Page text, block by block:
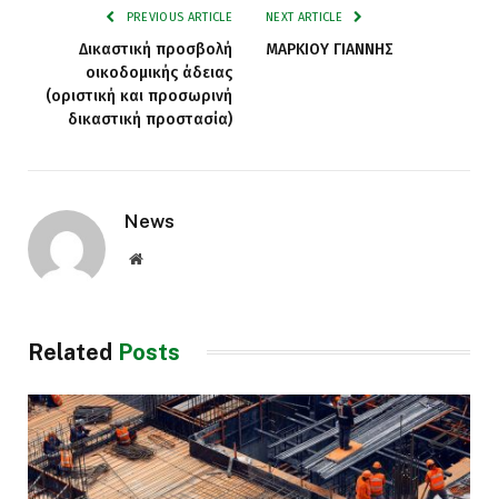
PREVIOUS ARTICLE
Δικαστική προσβολή
οικοδομικής άδειας
(οριστική και προσωρινή
δικαστική προστασία)
NEXT ARTICLE
ΜΑΡΚΙΟΥ ΓΙΑΝΝΗΣ
News
Website
Related Posts